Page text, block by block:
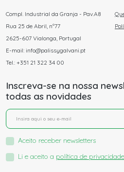
Compl. Industrial da Granja - Pav.A8
Rua 25 de Abril, nº77
2625-607 Vialonga, Portugal
E-mail: info@palissygalvani.pt
Tel.: +351 21 322 34 00
Inscreva-se na nossa
todas as novidades
Aceito receber newsletters
Li e aceito a política de privacidade